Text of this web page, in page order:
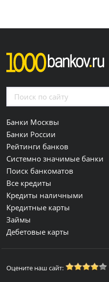
Банки Москвы
Банки России
Рейтинги банков
Системно значимые банки
Поиск банкоматов
Все кредиты
Кредиты наличными
Кредитные карты
Займы
Дебетовые карты
Оцените наш сайт: